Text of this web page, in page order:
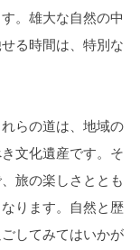
。雄大な自然の中
る時間は、特別な
らの道は、地域の
文化遺産です。そ
旅の楽しさととも
ります。自然と歴
してみてはいかが